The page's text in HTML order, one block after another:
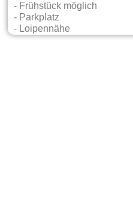
- Frühstück möglich
- Parkplatz
- Loipennähe